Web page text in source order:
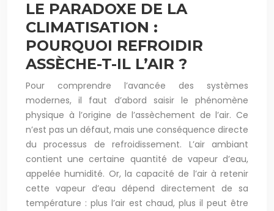
LE PARADOXE DE LA
CLIMATISATION :
POURQUOI REFROIDIR
ASSÈCHE-T-IL L’AIR ?
Pour comprendre l’avancée des systèmes
modernes, il faut d’abord saisir le phénomène
physique à l’origine de l’assèchement de l’air. Ce
n’est pas un défaut, mais une conséquence directe
du processus de refroidissement. L’air ambiant
contient une certaine quantité de vapeur d’eau,
appelée humidité. Or, la capacité de l’air à retenir
cette vapeur d’eau dépend directement de sa
température : plus l’air est chaud, plus il peut être